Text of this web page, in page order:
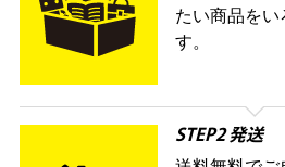
たい商品をい
す。
STEP2 発送